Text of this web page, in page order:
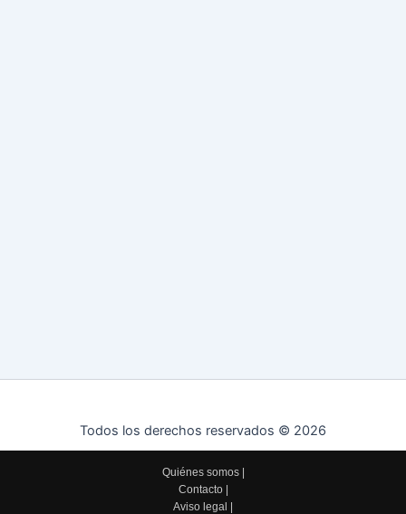
Todos los derechos reservados © 2026
Quiénes somos|
Contacto|
Aviso legal